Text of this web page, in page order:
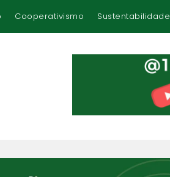
Cooperativismo Sustentabilidade